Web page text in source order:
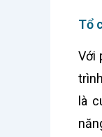
Tổ
Với
là